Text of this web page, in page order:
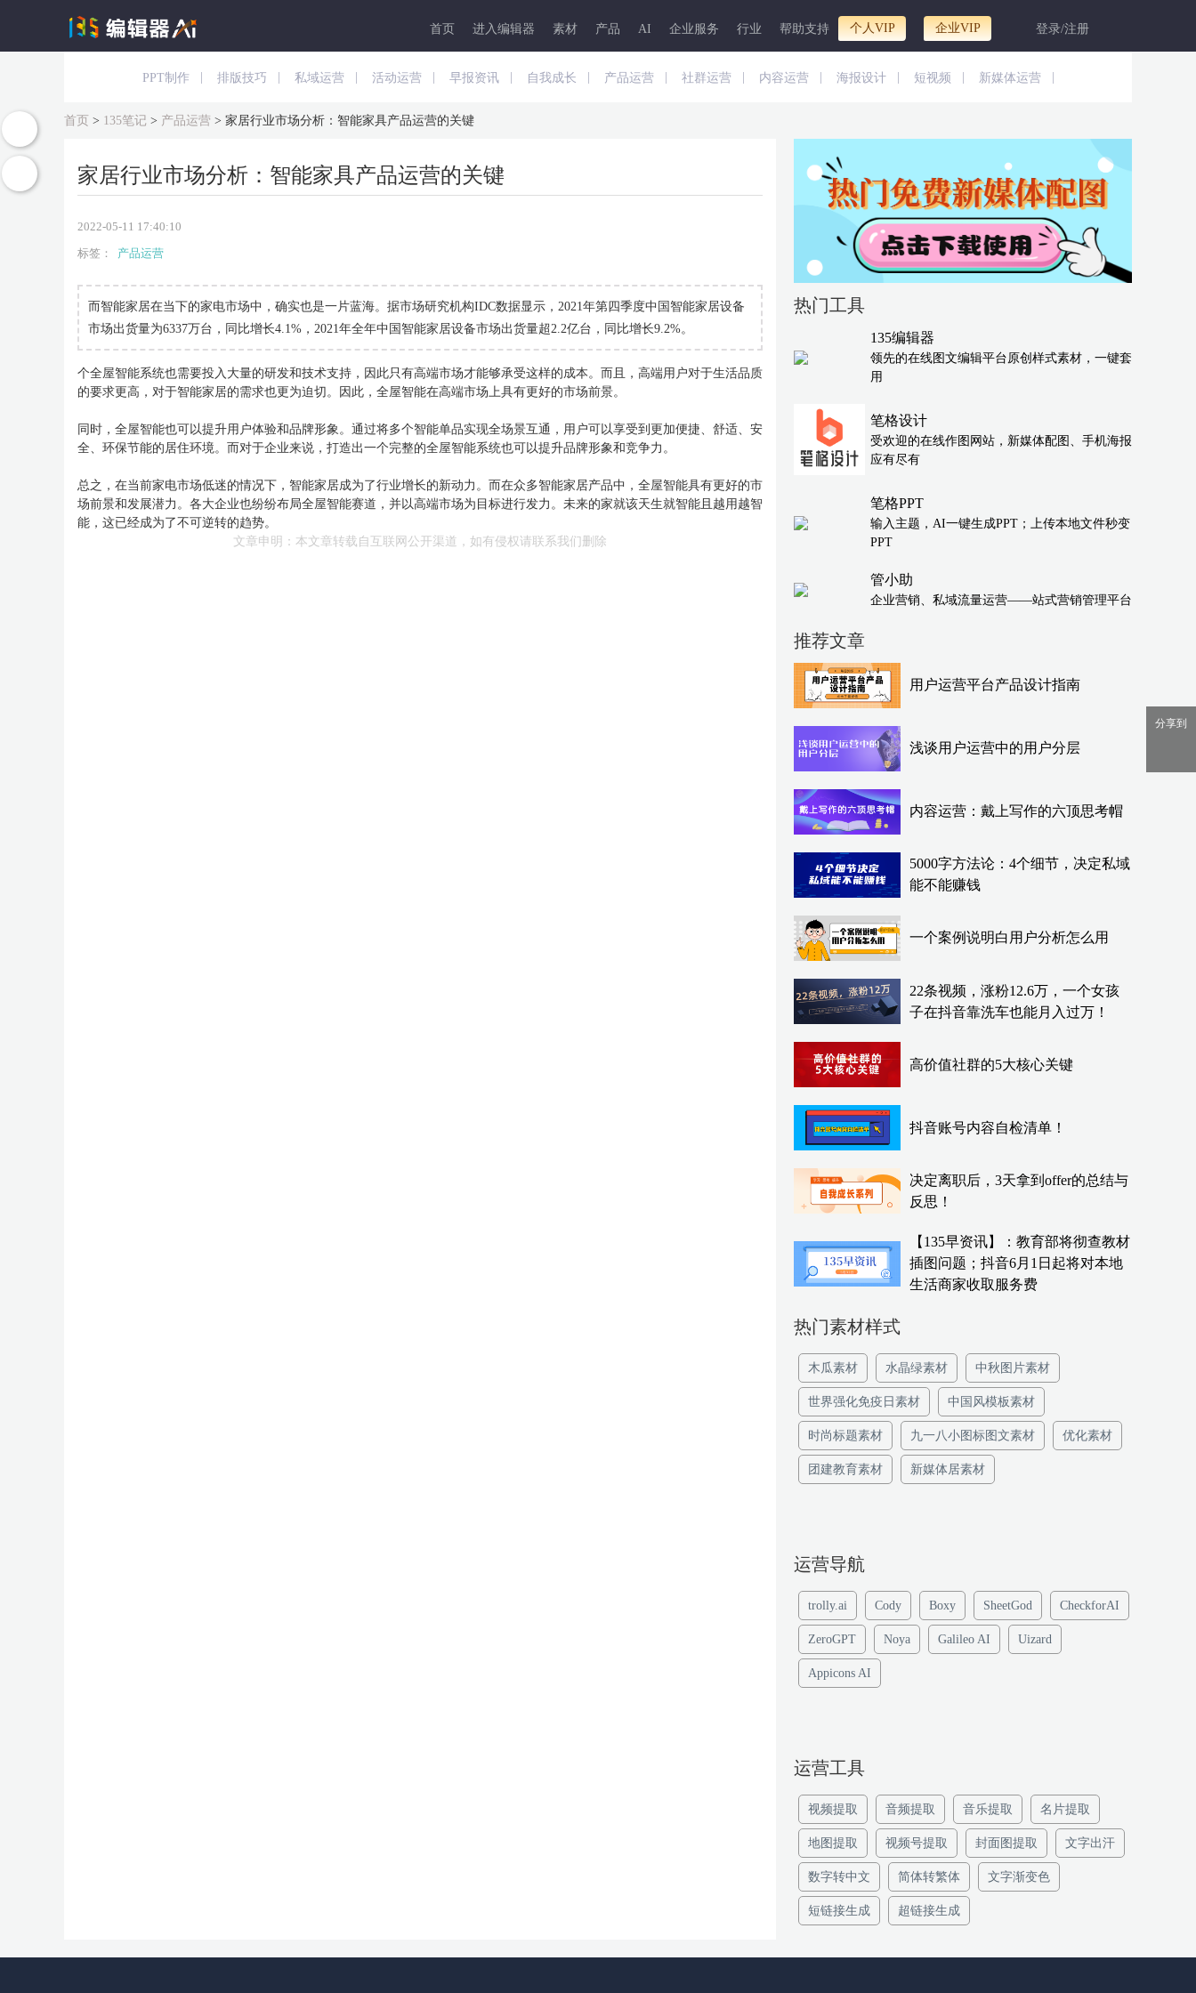
首页 进入编辑器 素材 产品 AI 企业服务 行业 帮助支持 个人VIP 企业VIP 登录/注册
PPT制作 排版技巧 私域运营 活动运营 早报资讯 自我成长 产品运营 社群运营 内容运营 海报设计 短视频 新媒体运营
首页 > 135笔记 > 产品运营 > 家居行业市场分析：智能家具产品运营的关键
家居行业市场分析：智能家具产品运营的关键
2022-05-11 17:40:10
标签： 产品运营
而智能家居在当下的家电市场中，确实也是一片蓝海。据市场研究机构IDC数据显示，2021年第四季度中国智能家居设备
市场出货量为6337万台，同比增长4.1%，2021年全年中国智能家居设备市场出货量超2.2亿台，同比增长9.2%。
个全屋智能系统也需要投入大量的研发和技术支持，因此只有高端市场才能够承受这样的成本。而且，高端用户对于生活品质
的要求更高，对于智能家居的需求也更为迫切。因此，全屋智能在高端市场上具有更好的市场前景。
同时，全屋智能也可以提升用户体验和品牌形象。通过将多个智能单品实现全场景互通，用户可以享受到更加便捷、舒适、安
全、环保节能的居住环境。而对于企业来说，打造出一个完整的全屋智能系统也可以提升品牌形象和竞争力。
总之，在当前家电市场低迷的情况下，智能家居成为了行业增长的新动力。而在众多智能家居产品中，全屋智能具有更好的市
场前景和发展潜力。各大企业也纷纷布局全屋智能赛道，并以高端市场为目标进行发力。未来的家就该天生就智能且越用越智
能，这已经成为了不可逆转的趋势。
文章申明：本文章转载自互联网公开渠道，如有侵权请联系我们删除
热门工具
135编辑器
领先的在线图文编辑平台原创样式素材，一键套
用
笔格设计
受欢迎的在线作图网站，新媒体配图、手机海报
应有尽有
笔格PPT
输入主题，AI一键生成PPT；上传本地文件秒变
PPT
管小助
企业营销、私域流量运营——站式营销管理平台
推荐文章
用户运营平台产品设计指南
浅谈用户运营中的用户分层
内容运营：戴上写作的六顶思考帽
5000字方法论：4个细节，决定私域
能不能赚钱
一个案例说明白用户分析怎么用
22条视频，涨粉12.6万，一个女孩
子在抖音靠洗车也能月入过万！
高价值社群的5大核心关键
抖音账号内容自检清单！
决定离职后，3天拿到offer的总结与
反思！
【135早资讯】：教育部将彻查教材
插图问题；抖音6月1日起将对本地
生活商家收取服务费
热门素材样式
木瓜素材 水晶绿素材 中秋图片素材
世界强化免疫日素材 中国风模板素材
时尚标题素材 九一八小图标图文素材 优化素材
团建教育素材 新媒体居素材
运营导航
trolly.ai Cody Boxy SheetGod CheckforAI
ZeroGPT Noya Galileo AI Uizard
Appicons AI
运营工具
视频提取 音频提取 音乐提取 名片提取
地图提取 视频号提取 封面图提取 文字出汗
数字转中文 简体转繁体 文字渐变色
短链接生成 超链接生成
分享到